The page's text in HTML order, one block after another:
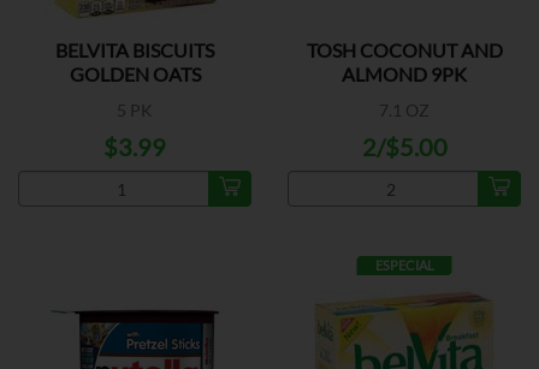
BELVITA BISCUITS
GOLDEN OATS
5 PK
$3.99
TOSH COCONUT AND
ALMOND 9PK
7.1 OZ
2/$5.00
ESPECIAL